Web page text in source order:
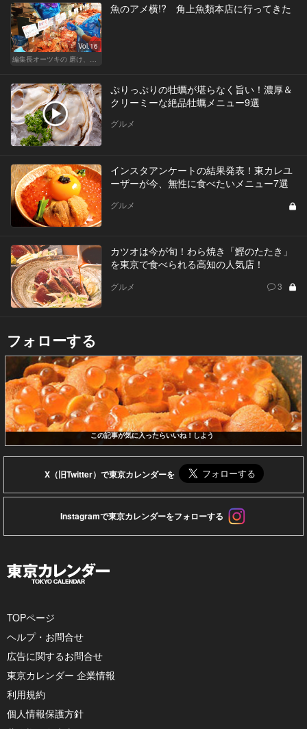
Vol.16
魚のアメ横!? 角上魚類本店に行ってきた
ぷりっぷりの牡蠣が堪らなく旨い！濃厚＆
クリーミーな絶品牡蠣メニュー9選
グルメ
インスタアンケートの結果発表！東カレユ
ーザーが今、無性に食べたいメニュー7選
グルメ
カツオは今が旬！わら焼き「鰹のたたき」
を東京で食べられる高知の人気店！
グルメ 3
フォローする
この記事が気に入ったらいいね！しよう
X（旧Twitter）で東京カレンダーを
Instagramで東京カレンダーをフォローする
TOPページ
ヘルプ・お問合せ
広告に関するお問合せ
東京カレンダー 企業情報
利用規約
個人情報保護方針